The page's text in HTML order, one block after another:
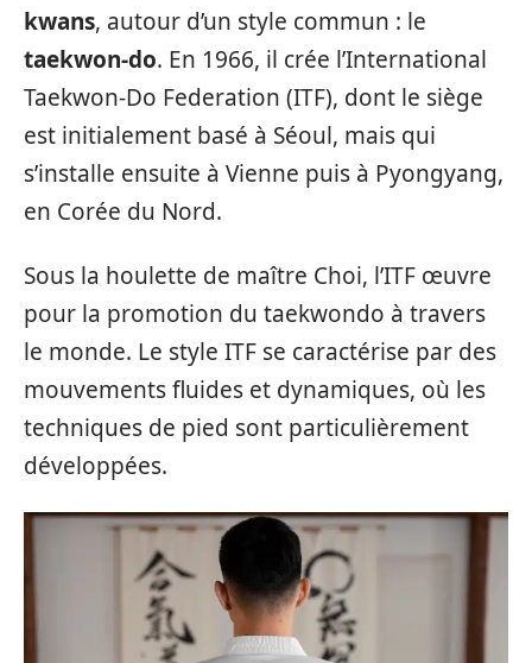
kwans, autour d’un style commun : le
taekwon-do. En 1966, il crée l’International
Taekwon-Do Federation (ITF), dont le siège
est initialement basé à Séoul, mais qui
s’installe ensuite à Vienne puis à Pyongyang,
en Corée du Nord.
Sous la houlette de maître Choi, l’ITF œuvre
pour la promotion du taekwondo à travers
le monde. Le style ITF se caractérise par des
mouvements fluides et dynamiques, où les
techniques de pied sont particulièrement
développées.